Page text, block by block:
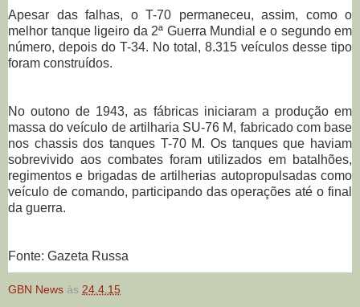
Apesar das falhas, o T-70 permaneceu, assim, como o
melhor tanque ligeiro da 2ª Guerra Mundial e o segundo em
número, depois do T-34. No total, 8.315 veículos desse tipo
foram construídos.
No outono de 1943, as fábricas iniciaram a produção em
massa do veículo de artilharia SU-76 M, fabricado com base
nos chassis dos tanques T-70 M. Os tanques que haviam
sobrevivido aos combates foram utilizados em batalhões,
regimentos e brigadas de artilherias autopropulsadas como
veículo de comando, participando das operações até o final
da guerra.
Fonte: Gazeta Russa
GBN News às 24.4.15